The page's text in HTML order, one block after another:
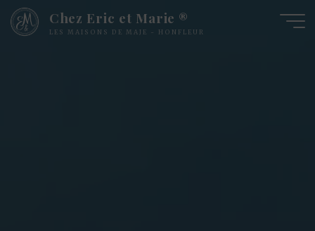
Chez Eric et Marie ®
LES MAISONS DE MAJE - HONFLEUR